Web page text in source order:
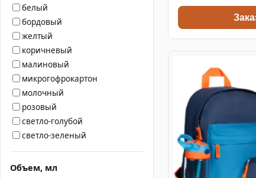
белый
бордовый
желтый
коричневый
малиновый
микрогофрокартон
молочный
розовый
светло-голубой
светло-зеленый
Объем, мл